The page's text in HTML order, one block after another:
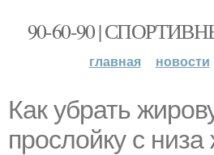
90-60-90 |
главная новости
Как убрать
прослойку с низа